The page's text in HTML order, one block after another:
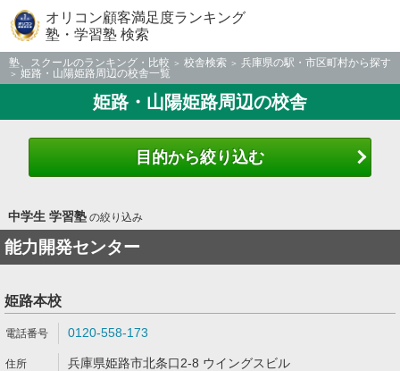
オリコン顧客満足度ランキング
塾・学習塾 検索
塾、スクールのランキング・比較 校舎検索
兵庫県の駅・市区町村から探す
姫路・山陽姫路周辺の校舎一覧
姫路・山陽姫路周辺の校舎
目的から絞り込む
中学生 学習塾の絞り込み
能力開発センター
姫路本校
0120-558-173
兵庫県姫路市北条口2-8 ウイングスビル